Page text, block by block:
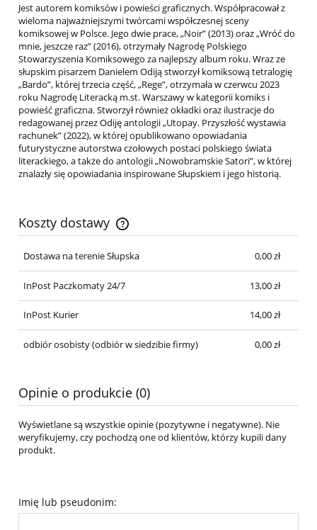
Jest autorem komiksów i powieści graficznych. Współpracował z
wieloma najważniejszymi twórcami współczesnej sceny
komiksowej w Polsce. Jego dwie prace, „Noir” (2013) oraz „Wróć do
mnie, jeszcze raz” (2016), otrzymały Nagrodę Polskiego
Stowarzyszenia Komiksowego za najlepszy album roku. Wraz ze
słupskim pisarzem Danielem Odiją stworzył komiksową tetralogię
„Bardo”, której trzecia część, „Rege”, otrzymała w czerwcu 2023
roku Nagrodę Literacką m.st. Warszawy w kategorii komiks i
powieść graficzna. Stworzył również okładki oraz ilustracje do
redagowanej przez Odiję antologii „Utopay. Przyszłość wystawia
rachunek” (2022), w której opublikowano opowiadania
futurystyczne autorstwa czołowych postaci polskiego świata
literackiego, a także do antologii „Nowobramskie Satori”, w której
znalazły się opowiadania inspirowane Słupskiem i jego historią.
Koszty dostawy
Cena nie zawiera ewentualnych kosztów płatności
Dostawa na terenie Słupska
0,00 zł
InPost Paczkomaty 24/7 13,00 zł
InPost Kurier 14,00 zł
odbiór osobisty(odbiór w siedzibie firmy) 0,00 zł
Opinie o produkcie (0)
Wyświetlane są wszystkie opinie (pozytywne i negatywne). Nie
weryfikujemy, czy pochodzą one od klientów, którzy kupili dany
produkt.
Imię lub pseudonim: